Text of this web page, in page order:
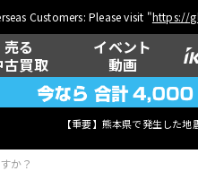
Customers: Please visit "https://
売る
古買取
イベント
動画
【重要】熊本県で発生した